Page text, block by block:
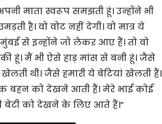
माता स्वरूप समझती हूं। उन्होंने भी
वो वोट नहीं देगी। वो मात्र ये
से इन्होंने जो लेकर आए हैं। तो वो
हूं। मैं भी ऐसे हाड़ मांस से बनी हूं। जैसे
थी। जैसे हमारी ये बेटियां खेलती हैं।
बहन को देखने आती हैं। मेरे भाई कोई
बेटी को देखने के लिए आते हैं।”